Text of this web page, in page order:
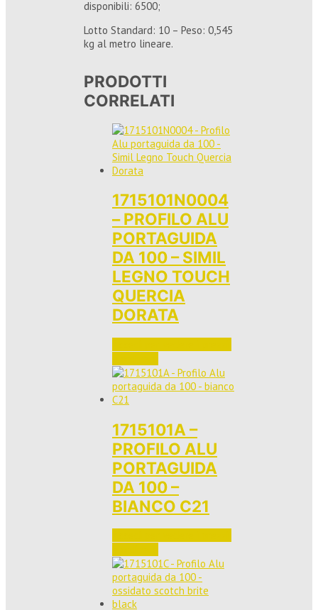
disponibili: 6500;
Lotto Standard: 10 – Peso: 0,545
kg al metro lineare.
PRODOTTI
CORRELATI
1715101N0004
– PROFILO ALU
PORTAGUIDA
DA 100 – SIMIL
LEGNO TOUCH
QUERCIA
DORATA
1715101A –
PROFILO ALU
PORTAGUIDA
DA 100 –
BIANCO C21